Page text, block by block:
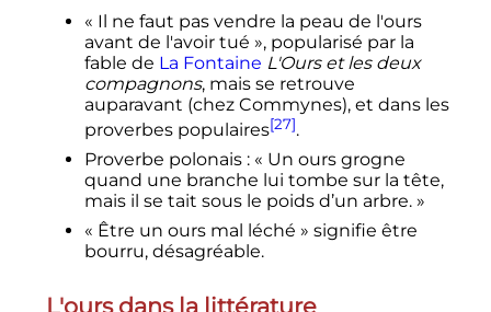
« Il ne faut pas vendre la peau de l'ours
avant de l'avoir tué », popularisé par la
fable de La Fontaine L'Ours et les deux
compagnons, mais se retrouve
auparavant (chez Commynes), et dans les
proverbes populaires[27].
Proverbe polonais : « Un ours grogne
quand une branche lui tombe sur la tête,
mais il se tait sous le poids d’un arbre. »
« Être un ours mal léché » signifie être
bourru, désagréable.
L'ours dans la littérature